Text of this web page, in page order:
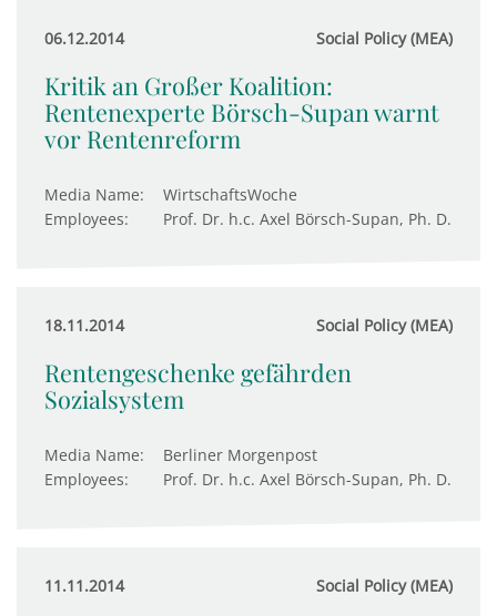
06.12.2014 Social Policy (MEA)
Kritik an Großer Koalition:
Rentenexperte Börsch-Supan warnt
vor Rentenreform
Media Name:
WirtschaftsWoche
Employees:
Prof. Dr. h.c. Axel Börsch-Supan, Ph. D.
18.11.2014 Social Policy (MEA)
Rentengeschenke gefährden
Sozialsystem
Media Name:
Berliner Morgenpost
Employees:
Prof. Dr. h.c. Axel Börsch-Supan, Ph. D.
11.11.2014 Social Policy (MEA)